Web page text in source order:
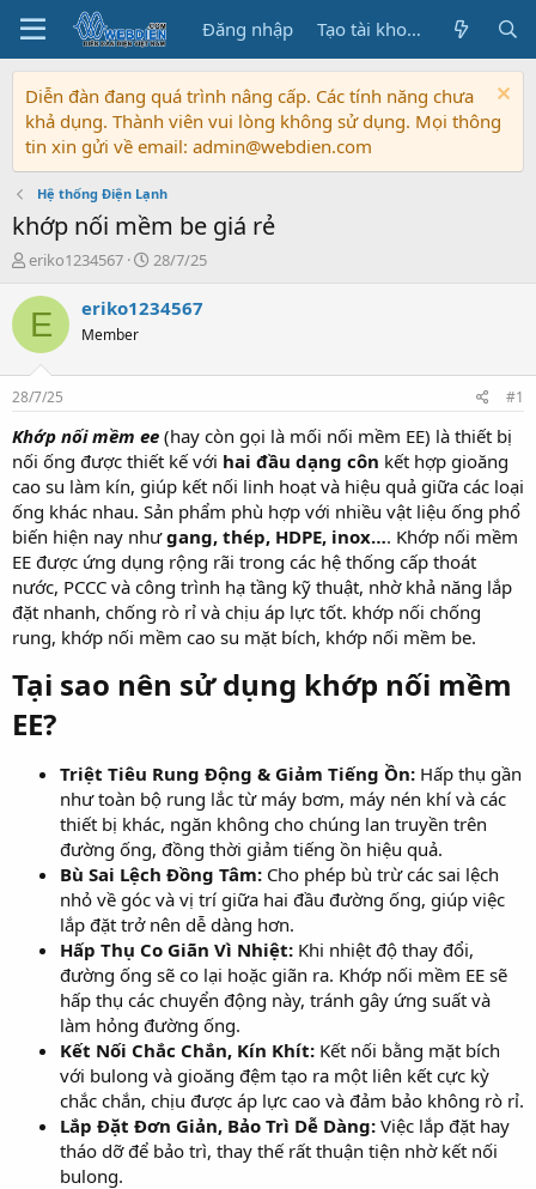
Đăng nhập Tạo tài khoản
Diễn đàn đang quá trình nâng cấp. Các tính năng chưa
khả dụng. Thành viên vui lòng không sử dụng. Mọi thông
tin xin gửi về email: admin@webdien.com
Hệ thống Điện Lạnh
khớp nối mềm be giá rẻ
T
r
a
s
t
a
r
t
e
r
eriko1234567
N
à
ầ
u
28/7/25
E eriko1234567
Member
28/7/25 #1
Khớp nối mềm ee (hay còn gọi là mối nối mềm EE) là thiết bị
nối ống được thiết kế với hai đầu dạng côn kết hợp gioăng
cao su làm kín, giúp kết nối linh hoạt và hiệu quả giữa các loại
ống khác nhau. Sản phẩm phù hợp với nhiều vật liệu ống phổ
biến hiện nay nhưgang, thép, HDPE, inox…. Khớp nối mềm
EE được ứng dụng rộng rãi trong các hệ thống cấp thoát
nước, PCCC và công trình hạ tầng kỹ thuật, nhờ khả năng lắp
đặt nhanh, chống rò rỉ và chịu áp lực tốt. khớp nối chống
rung, khớp nối mềm cao su mặt bích, khớp nối mềm be.
Tại sao nên sử dụng khớp nối mềm
EE?
Triệt Tiêu Rung Động & Giảm Tiếng Ồn: Hấp thụ gần
như toàn bộ rung lắc từ máy bơm, máy nén khí và các
thiết bị khác, ngăn không cho chúng lan truyền trên
đường ống, đồng thời giảm tiếng ồn hiệu quả.
Bù Sai Lệch Đồng Tâm: Cho phép bù trừ các sai lệch
nhỏ về góc và vị trí giữa hai đầu đường ống, giúp việc
lắp đặt trở nên dễ dàng hơn.
Hấp Thụ Co Giãn Vì Nhiệt: Khi nhiệt độ thay đổi,
đường ống sẽ co lại hoặc giãn ra. Khớp nối mềm EE sẽ
hấp thụ các chuyển động này, tránh gây ứng suất và
làm hỏng đường ống.
Kết Nối Chắc Chắn, Kín Khít: Kết nối bằng mặt bích
với bulong và gioăng đệm tạo ra một liên kết cực kỳ
chắc chắn, chịu được áp lực cao và đảm bảo không rò rỉ.
Lắp Đặt Đơn Giản, Bảo Trì Dễ Dàng: Việc lắp đặt hay
tháo dỡ để bảo trì, thay thế rất thuận tiện nhờ kết nối
bulong.